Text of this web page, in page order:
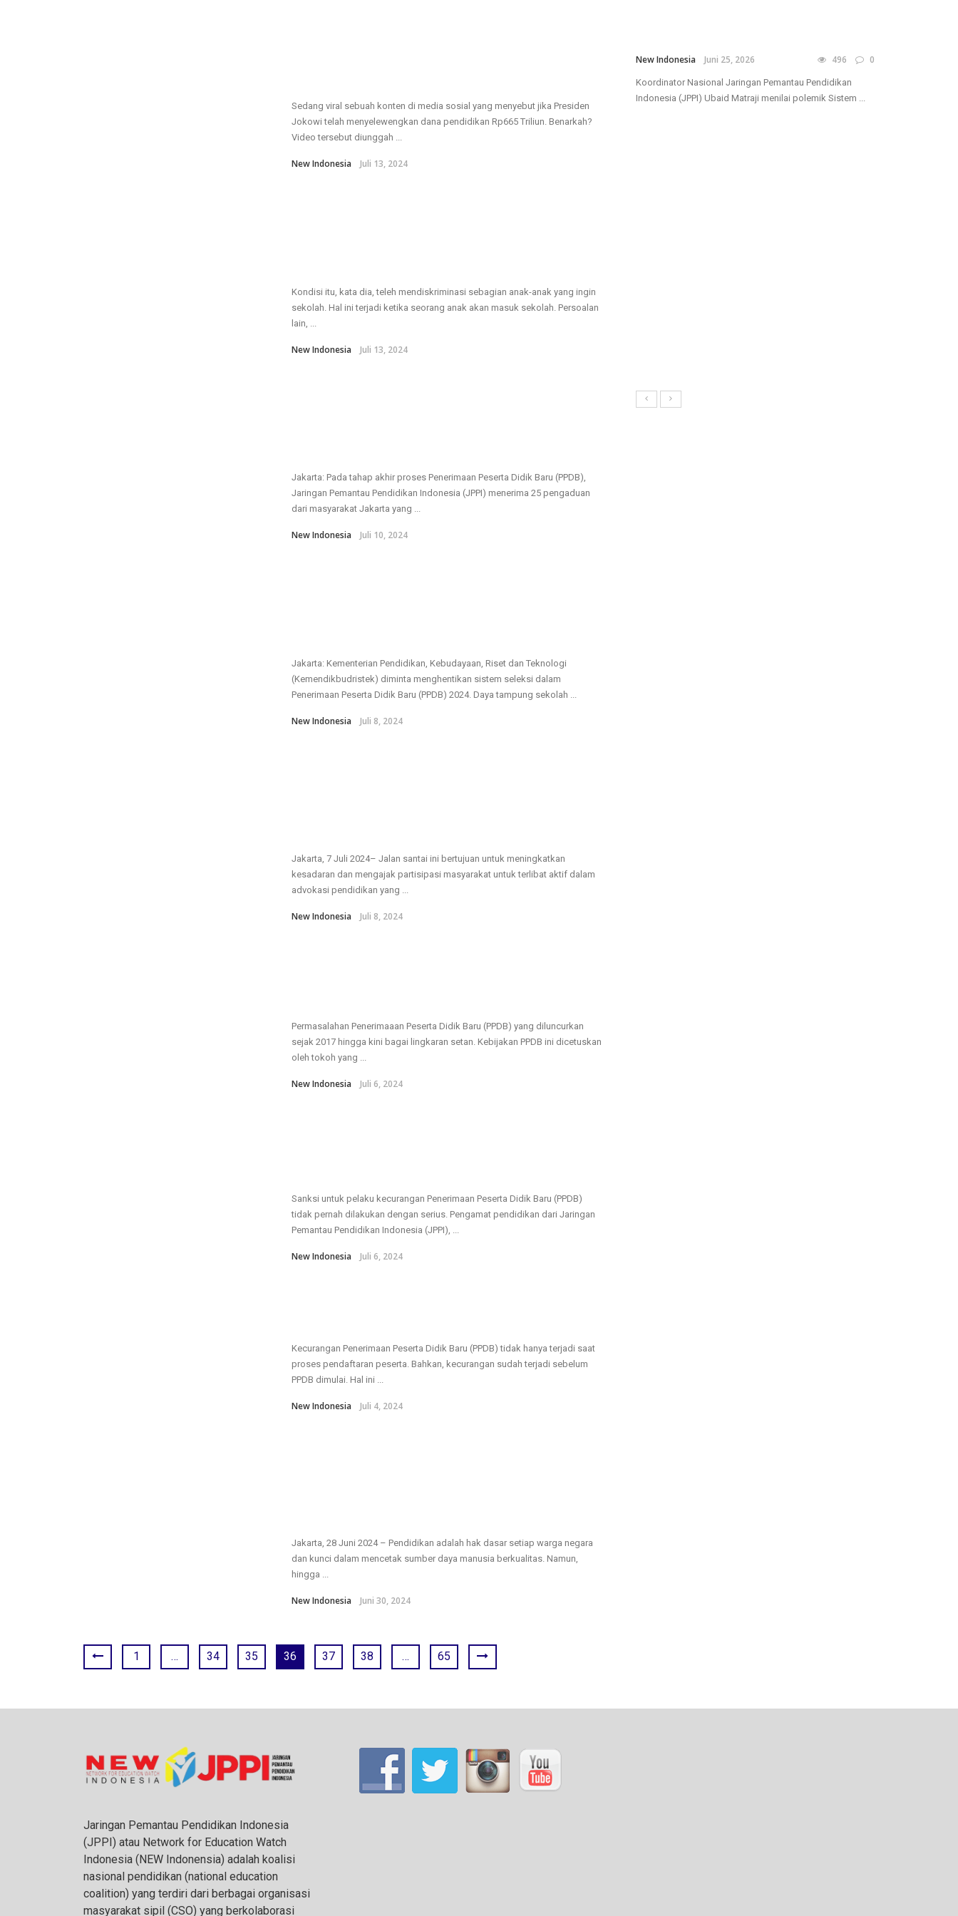
Sedang viral sebuah konten di media sosial yang menyebut jika Presiden
Jokowi telah menyelewengkan dana pendidikan Rp665 Triliun. Benarkah?
Video tersebut diunggah ...
New Indonesia Juli 13, 2024
Kondisi itu, kata dia, teleh mendiskriminasi sebagian anak-anak yang ingin
sekolah. Hal ini terjadi ketika seorang anak akan masuk sekolah. Persoalan
lain, ...
New Indonesia Juli 13, 2024
Jakarta: Pada tahap akhir proses Penerimaan Peserta Didik Baru (PPDB),
Jaringan Pemantau Pendidikan Indonesia (JPPI) menerima 25 pengaduan
dari masyarakat Jakarta yang ...
New Indonesia Juli 10, 2024
Jakarta: Kementerian Pendidikan, Kebudayaan, Riset dan Teknologi
(Kemendikbudristek) diminta menghentikan sistem seleksi dalam
Penerimaan Peserta Didik Baru (PPDB) 2024. Daya tampung sekolah ...
New Indonesia Juli 8, 2024
Jakarta, 7 Juli 2024– Jalan santai ini bertujuan untuk meningkatkan
kesadaran dan mengajak partisipasi masyarakat untuk terlibat aktif dalam
advokasi pendidikan yang ...
New Indonesia Juli 8, 2024
Permasalahan Penerimaaan Peserta Didik Baru (PPDB) yang diluncurkan
sejak 2017 hingga kini bagai lingkaran setan. Kebijakan PPDB ini dicetuskan
oleh tokoh yang ...
New Indonesia Juli 6, 2024
Sanksi untuk pelaku kecurangan Penerimaan Peserta Didik Baru (PPDB)
tidak pernah dilakukan dengan serius. Pengamat pendidikan dari Jaringan
Pemantau Pendidikan Indonesia (JPPI), ...
New Indonesia Juli 6, 2024
Kecurangan Penerimaan Peserta Didik Baru (PPDB) tidak hanya terjadi saat
proses pendaftaran peserta. Bahkan, kecurangan sudah terjadi sebelum
PPDB dimulai. Hal ini ...
New Indonesia Juli 4, 2024
Jakarta, 28 Juni 2024 – Pendidikan adalah hak dasar setiap warga negara
dan kunci dalam mencetak sumber daya manusia berkualitas. Namun,
hingga ...
New Indonesia Juni 30, 2024
1 … 34 35 36 37 38 … 65
New Indonesia Juni 25, 2026 496 0
Koordinator Nasional Jaringan Pemantau Pendidikan
Indonesia (JPPI) Ubaid Matraji menilai polemik Sistem ...
Jaringan Pemantau Pendidikan Indonesia
(JPPI) atau Network for Education Watch
Indonesia (NEW Indonensia) adalah koalisi
nasional pendidikan (national education
coalition) yang terdiri dari berbagai organisasi
masyarakat sipil (CSO) yang berkolaborasi